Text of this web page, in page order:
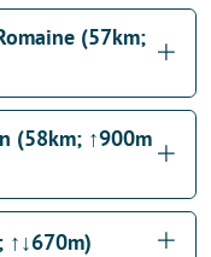
(57km;
(58km; ↑900m
↑↓670m)